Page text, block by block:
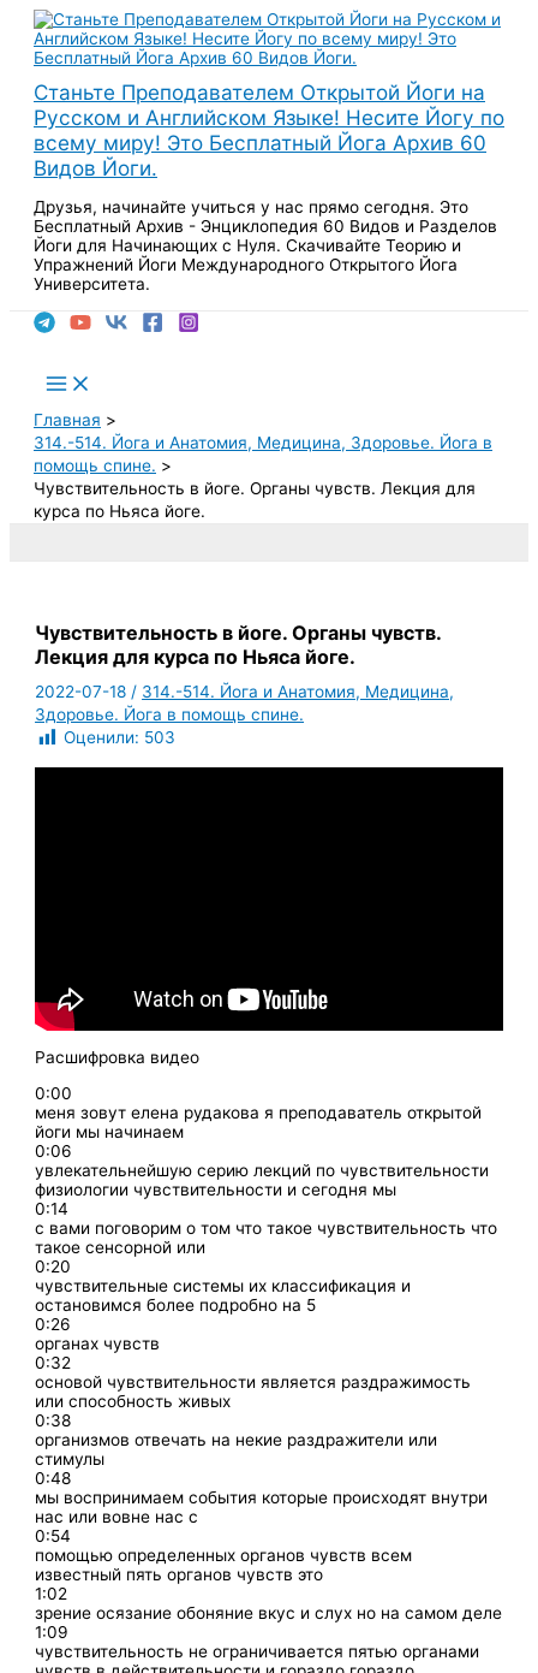
Перейти
содержимому
Станьте Преподавателем Открытой Йоги на
Русском и Английском Языке! Несите Йогу по
всему миру! Это Бесплатный Йога Архив 60
Видов Йоги.
Друзья, начинайте учиться у нас прямо сегодня. Это
Бесплатный Архив - Энциклопедия 60 Видов и Разделов
Йоги для Начинающих с Нуля. Скачивайте Теорию и
Упражнений Йоги Международного Открытого Йога
Университета.
Main
Menu
Главная
314.-514. Йога и Анатомия, Медицина, Здоровье. Йога в
помощь спине.
Чувствительность в йоге. Органы чувств. Лекция для
курса по Ньяса йоге.
Чувствительность в йоге. Органы чувств.
Лекция для курса по Ньяса йоге.
2022-07-18/ 314.-514. Йога и Анатомия, Медицина,
Здоровье. Йога в помощь спине.
Оценили: 503
Расшифровка видео
0:00
меня зовут елена рудакова я преподаватель открытой
йоги мы начинаем
0:06
увлекательнейшую серию лекций по чувствительности
физиологии чувствительности и сегодня мы
0:14
с вами поговорим о том что такое чувствительность что
такое сенсорной или
0:20
чувствительные системы их классификация и
остановимся более подробно на 5
0:26
органах чувств
0:32
основой чувствительности является раздражимость
или способность живых
0:38
организмов отвечать на некие раздражители или
стимулы
0:48
мы воспринимаем события которые происходят внутри
нас или вовне нас с
0:54
помощью определенных органов чувств всем
известный пять органов чувств это
1:02
зрение осязание обоняние вкус и слух но на самом деле
1:09
чувствительность не ограничивается пятью органами